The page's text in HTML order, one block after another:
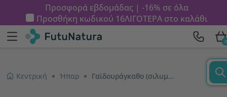
Προσφορά εβδομάδας | -16% σε όλα
Προσθήκη κωδικού 16ΛΙΓΟΤΕΡΑστο καλάθι
0
Κεντρική Ήπαρ Γαϊδουράγκαθο (σιλυμαρίνη)